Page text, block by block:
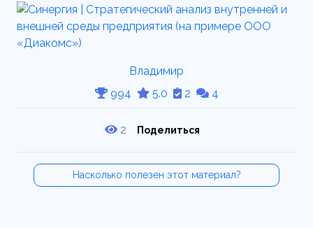
Владимир
994
5.0 2 4
2 Поделиться
Насколько полезен этот материал?